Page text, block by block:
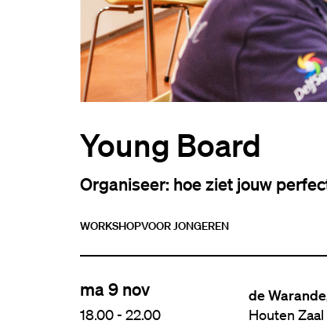
Young Board
Organiseer: hoe ziet jouw
WORKSHOPVOOR JONGEREN
ma 9 nov
18.00 - 22.00
de
Houten Zaal